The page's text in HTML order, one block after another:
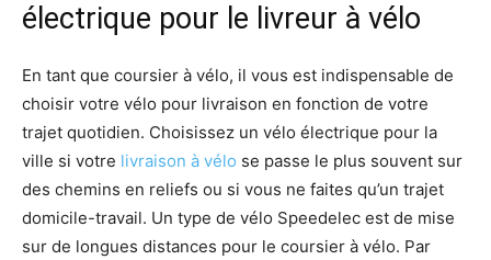
électrique pour le livreur à vélo
En tant que coursier à vélo, il vous est indispensable de
choisir votre vélo pour livraison en fonction de votre
trajet quotidien. Choisissez un vélo électrique pour la
ville si votre livraison à vélo se passe le plus souvent sur
des chemins en reliefs ou si vous ne faites qu’un trajet
domicile-travail. Un type de vélo Speedelec est de mise
sur de longues distances pour le coursier à vélo. Par